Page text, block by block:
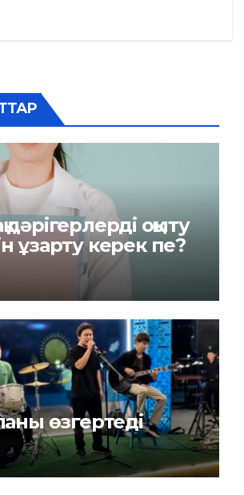
дәрігерлерді оқыту
ұзарту керек пе?
өзгертеді